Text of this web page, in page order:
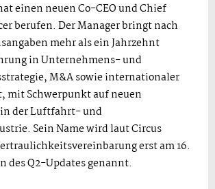
einen neuen Co-CEO und Chief
berufen. Der Manager bringt nach
mehr als ein Jahrzehnt
in Unternehmens- und
M&A sowie internationaler
mit Schwerpunkt auf neuen
der Luftfahrt- und
Sein Name wird laut Circus
erst am 16.
des Q2-Updates genannt.